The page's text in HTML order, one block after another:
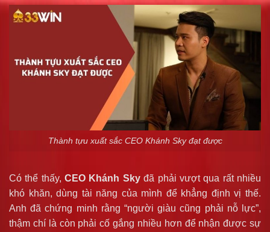
Thành tựu xuất sắc CEO Khánh Sky đạt được
Có thể thấy,CEO Khánh Skyđã phải vượt qua rất nhiều
khó khăn, dùng tài năng của mình để khẳng định vị thế.
Anh đã chứng minh rằng “người giàu cũng phải nỗ lực”,
thậm chí là còn phải cố gắng nhiều hơn để nhận được sự